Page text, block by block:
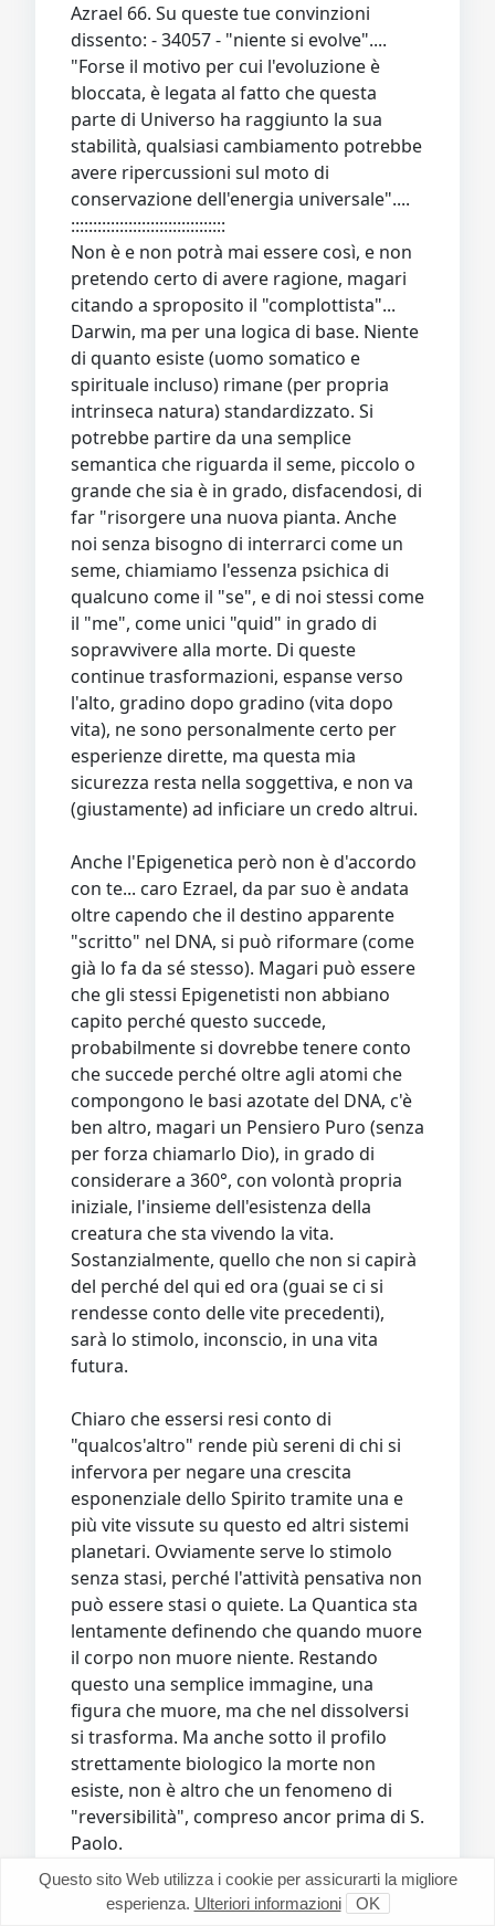
Azrael 66. Su queste tue convinzioni
dissento: - 34057 - "niente si evolve"....
"Forse il motivo per cui l'evoluzione è
bloccata, è legata al fatto che questa
parte di Universo ha raggiunto la sua
stabilità, qualsiasi cambiamento potrebbe
avere ripercussioni sul moto di
conservazione dell'energia universale"....
:::::::::::::::::::::::::::::::::::
Non è e non potrà mai essere così, e non
pretendo certo di avere ragione, magari
citando a sproposito il "complottista"...
Darwin, ma per una logica di base. Niente
di quanto esiste (uomo somatico e
spirituale incluso) rimane (per propria
intrinseca natura) standardizzato. Si
potrebbe partire da una semplice
semantica che riguarda il seme, piccolo o
grande che sia è in grado, disfacendosi, di
far "risorgere una nuova pianta. Anche
noi senza bisogno di interrarci come un
seme, chiamiamo l'essenza psichica di
qualcuno come il "se", e di noi stessi come
il "me", come unici "quid" in grado di
sopravvivere alla morte. Di queste
continue trasformazioni, espanse verso
l'alto, gradino dopo gradino (vita dopo
vita), ne sono personalmente certo per
esperienze dirette, ma questa mia
sicurezza resta nella soggettiva, e non va
(giustamente) ad inficiare un credo altrui.
Anche l'Epigenetica però non è d'accordo
con te... caro Ezrael, da par suo è andata
oltre capendo che il destino apparente
"scritto" nel DNA, si può riformare (come
già lo fa da sé stesso). Magari può essere
che gli stessi Epigenetisti non abbiano
capito perché questo succede,
probabilmente si dovrebbe tenere conto
che succede perché oltre agli atomi che
compongono le basi azotate del DNA, c'è
ben altro, magari un Pensiero Puro (senza
per forza chiamarlo Dio), in grado di
considerare a 360°, con volontà propria
iniziale, l'insieme dell'esistenza della
creatura che sta vivendo la vita.
Sostanzialmente, quello che non si capirà
del perché del qui ed ora (guai se ci si
rendesse conto delle vite precedenti),
sarà lo stimolo, inconscio, in una vita
futura.
Chiaro che essersi resi conto di
"qualcos'altro" rende più sereni di chi si
infervora per negare una crescita
esponenziale dello Spirito tramite una e
più vite vissute su questo ed altri sistemi
planetari. Ovviamente serve lo stimolo
senza stasi, perché l'attività pensativa non
può essere stasi o quiete. La Quantica sta
lentamente definendo che quando muore
il corpo non muore niente. Restando
questo una semplice immagine, una
figura che muore, ma che nel dissolversi
si trasforma. Ma anche sotto il profilo
strettamente biologico la morte non
esiste, non è altro che un fenomeno di
"reversibilità", compreso ancor prima di S.
Paolo.
L'evoluzione sormonta e direziona la
Questo sito Web utilizza i cookie per assicurarti la migliore
esperienza. Ulteriori informazioni OK